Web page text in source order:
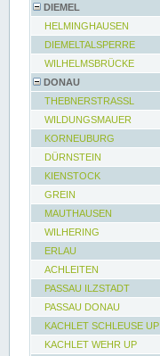
DIEMEL
HELMINGHAUSEN
DIEMELTALSPERRE
WILHELMSBRÜCKE
DONAU
THEBNERSTRASSL
WILDUNGSMAUER
KORNEUBURG
DÜRNSTEIN
KIENSTOCK
GREIN
MAUTHAUSEN
WILHERING
ERLAU
ACHLEITEN
PASSAU ILZSTADT
PASSAU DONAU
KACHLET SCHLEUSE UP
KACHLET WEHR UP